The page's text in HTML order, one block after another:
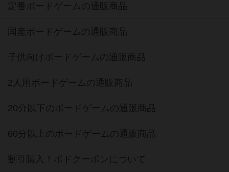
定番ボードゲームの通販商品
国産ボードゲームの通販商品
子供向けボードゲームの通販商品
2人用ボードゲームの通販商品
20分以下のボードゲームの通販商品
60分以上のボードゲームの通販商品
割引購入！ボドクーポンについて